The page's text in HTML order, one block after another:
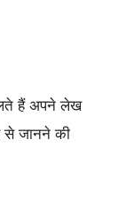
हैं अपने लेख
से जानने की